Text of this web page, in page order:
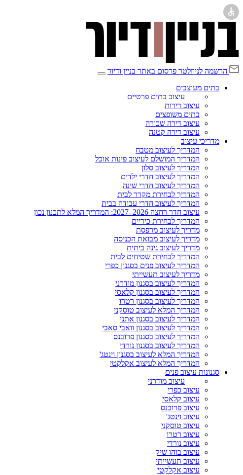
הרשמה לניוזלטר פרסום באתר בניין ודיור
בתים מעוצבים
עיצוב בתים פרטיים
עיצוב דירות
בתים משופצים
עיצוב דירה שכורה
עיצוב דירה קטנה
מדריכי עיצוב
המדריך לעיצוב מטבח
המדריך המושלם לעיצוב פינות אוכל
המדריך לעיצוב סלון
המדריך לעיצוב חדרי ילדים
המדריך לעיצוב חדרי שינה
המדריך לבחירת מקרר לבית
המדריך לעיצוב חדרי עבודה בבית
עיצוב חדר רחצה 2026–2027: המדריך המלא לתכנון נכון
המדריך לבחירת כיריים
מדריך לעיצוב מרפסת
מדריך לעיצוב מבואת הכניסה
מדריך לעיצוב גינה ביתית
המדריך לבחירת שטיחים לבית
המדריך לעיצוב פנים בסגנון כפרי
מדריך לעיצוב תעשייתי
המדריך לעיצוב בסגנון מודרני
המדריך לעיצוב בסגנון קלאסי
המדריך לעיצוב בסגנון רטרו
המדריך המלא לעיצוב טוסקני
המדריך לעיצוב בסגנון אתני
המדריך לעיצוב בסגנון וואבי סאבי
המדריך לעיצוב בסגנון פרובנס
המדריך לעיצוב בסגנון נורדי
המדריך המלא לעיצוב בסגנון וינטג'
המדריך המלא לעיצוב אקלקטי
סגנונות עיצוב פנים
עיצוב מודרני
עיצוב כפרי
עיצוב קלאסי
עיצוב פרובנס
עיצוב וינטג'
עיצוב טוסקני
עיצוב רטרו
עיצוב נורדי
עיצוב בוהו שיק
עיצוב תעשייתי
עיצוב אקלקטי